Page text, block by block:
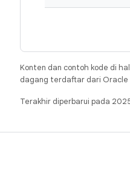
Konten dan contoh kode di
dagang terdaftar dari Oracle
Terakhir diperbarui pada